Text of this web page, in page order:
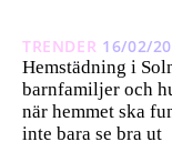
TRENDER 16/02/
Hemstädning i
barnfamiljer och
när hemmet ska
inte bara se bra ut